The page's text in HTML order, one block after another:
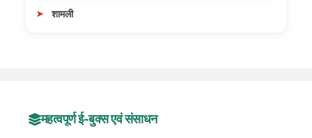
शामली
महत्वपूर्ण ई-बुक्स एवं संसाधन